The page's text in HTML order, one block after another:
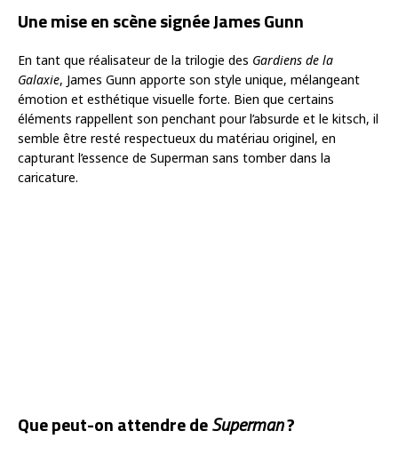
Une mise en scène signée James Gunn
En tant que réalisateur de la trilogie des Gardiens de la
Galaxie, James Gunn apporte son style unique, mélangeant
émotion et esthétique visuelle forte. Bien que certains
éléments rappellent son penchant pour l’absurde et le kitsch, il
semble être resté respectueux du matériau originel, en
capturant l’essence de Superman sans tomber dans la
caricature.
Que peut-on attendre deSuperman?